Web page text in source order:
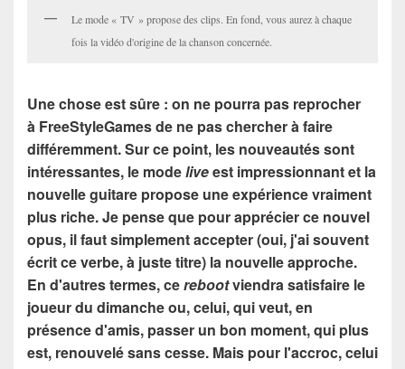
Le mode « TV » propose des clips. En fond, vous aurez à chaque
fois la vidéo d'origine de la chanson concernée.
Une chose est sûre : on ne pourra pas reprocher
à FreeStyleGames de ne pas chercher à faire
différemment. Sur ce point, les nouveautés sont
intéressantes, le modeliveest impressionnant et la
nouvelle guitare propose une expérience vraiment
plus riche. Je pense que pour apprécier ce nouvel
opus, il faut simplement accepter (oui, j'ai souvent
écrit ce verbe, à juste titre) la nouvelle approche.
En d'autres termes, cerebootviendra satisfaire le
joueur du dimanche ou, celui, qui veut, en
présence d'amis, passer un bon moment, qui plus
est, renouvelé sans cesse. Mais pour l'accroc, celui